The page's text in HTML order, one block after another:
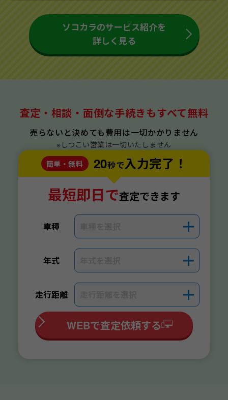
ソコカラのサービス紹介を
詳しく見る
査定・相談・面倒な手続きもすべて無料
売らないと決めても費用は一切かかりません
※しつこい営業は一切いたしません
簡単・無料
20秒で入力完了！
最短即日で査定できます
車種 ＋
年式 ＋
走行距離 ＋
WEBで査定依頼する